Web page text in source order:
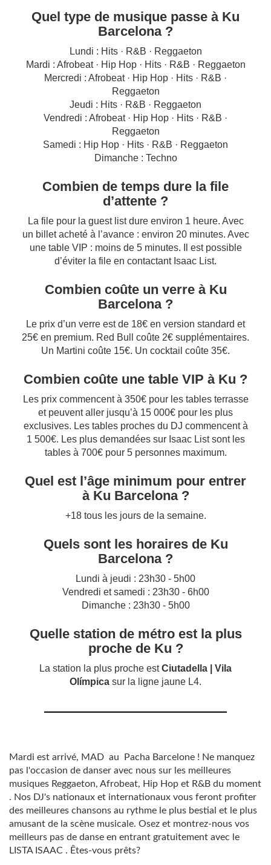
Quel type de musique passe à Ku
Barcelona ?
Lundi : Hits · R&B · Reggaeton
Mardi : Afrobeat · Hip Hop · Hits · R&B · Reggaeton
Mercredi : Afrobeat · Hip Hop · Hits · R&B ·
Reggaeton
Jeudi : Hits · R&B · Reggaeton
Vendredi : Afrobeat · Hip Hop · Hits · R&B ·
Reggaeton
Samedi : Hip Hop · Hits · R&B · Reggaeton
Dimanche : Techno
Combien de temps dure la file
d’attente ?
La file pour la guest list dure environ 1 heure. Avec
un billet acheté à l’avance : environ 20 minutes. Avec
une table VIP : moins de 5 minutes. Il est possible
d’éviter la file en contactant Isaac List.
Combien coûte un verre à Ku
Barcelona ?
Le prix d’un verre est de 18€ en version standard et
25€ en premium. Red Bull coûte 2€ supplémentaires.
Un Martini coûte 15€. Un cocktail coûte 35€.
Combien coûte une table VIP à Ku ?
Les prix commencent à 350€ pour les tables terrasse
et peuvent aller jusqu’à 15 000€ pour les plus
exclusives. Les tables proches du DJ commencent à
1 500€. Les plus demandées sur Isaac List sont les
tables à 700€ pour 5 personnes maximum.
Quel est l’âge minimum pour entrer
à Ku Barcelona ?
+18 tous les jours de la semaine.
Quels sont les horaires de Ku
Barcelona ?
Lundi à jeudi : 23h30 - 5h00
Vendredi et samedi : 23h30 - 6h00
Dimanche : 23h30 - 5h00
Quelle station de métro est la plus
proche de Ku ?
La station la plus proche estCiutadella | Vila
Olímpica sur la ligne jaune L4.
Mardi est arrivé, MAD au Pacha Barcelone ! Ne manquez
pas l'occasion de danser avec nous sur les meilleures
musiques Reggaeton, Afrobeat, Hip Hop et R&B du moment
. Nos DJ's nationaux et internationaux vous feront profiter
des meilleures chansons au rythme le plus bestial et le plus
amusant de la scène musicale. Osez et montrez-nous vos
meilleurs pas de danse en entrant gratuitement avec le
LISTA ISAAC . Êtes-vous prêts?